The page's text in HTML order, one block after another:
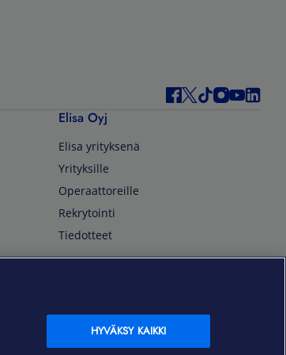
Elisa Oyj
Elisa yrityksenä
Yrityksille
Operaattoreille
Rekrytointi
Tiedotteet
OmaElisa Self Service
Moving to Finland
HYVÄKSY KAIKKI